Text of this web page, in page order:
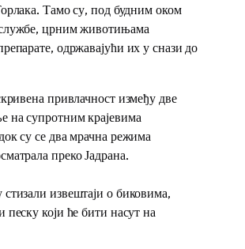
Тамо су, под будним оком
црним животињама
одржавајући их у снази до
привлачност између две
на супротним крајевима
су се два мрачна режима
преко Јадрана.
извештаји о биковима,
песку који ће бити насут на